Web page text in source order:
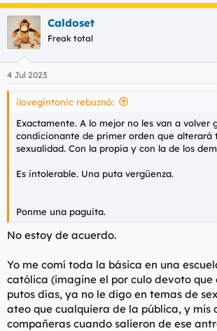
Caldoset
Freak total
4 Jul 2023
ilovegintonic rebuznó:
Exactamente. A lo mejor no les van a volver
condicionante de primer orden que alterará
sexualidad. Con la propia y con la de los
Es intolerable. Una puta vergüenza.
Ponme una paguita.
No estoy de acuerdo.
Yo me comí toda la básica en una
católica (imagine el por culo devoto que
putos días, ya no le digo en temas de
ateo que cualquiera de la pública, y mis
compañeras cuando salieron de ese